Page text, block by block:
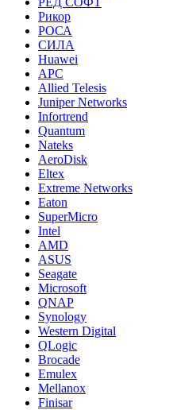
Рикор
РОСА
СИЛА
Huawei
APC
Allied Telesis
Juniper Networks
Infortrend
Quantum
Nateks
AeroDisk
Eltex
Extreme Networks
Eaton
SuperMicro
Intel
AMD
ASUS
Seagate
Microsoft
QNAP
Synology
Western Digital
QLogic
Brocade
Emulex
Mellanox
Finisar